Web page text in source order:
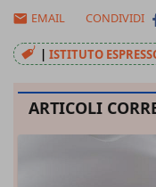
EMAIL
CONDIVIDI
| ISTITUTO
ARTICOLI